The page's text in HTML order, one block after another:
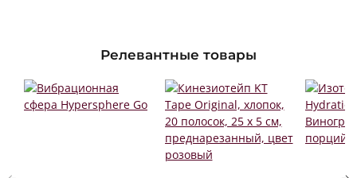
Релевантные товары